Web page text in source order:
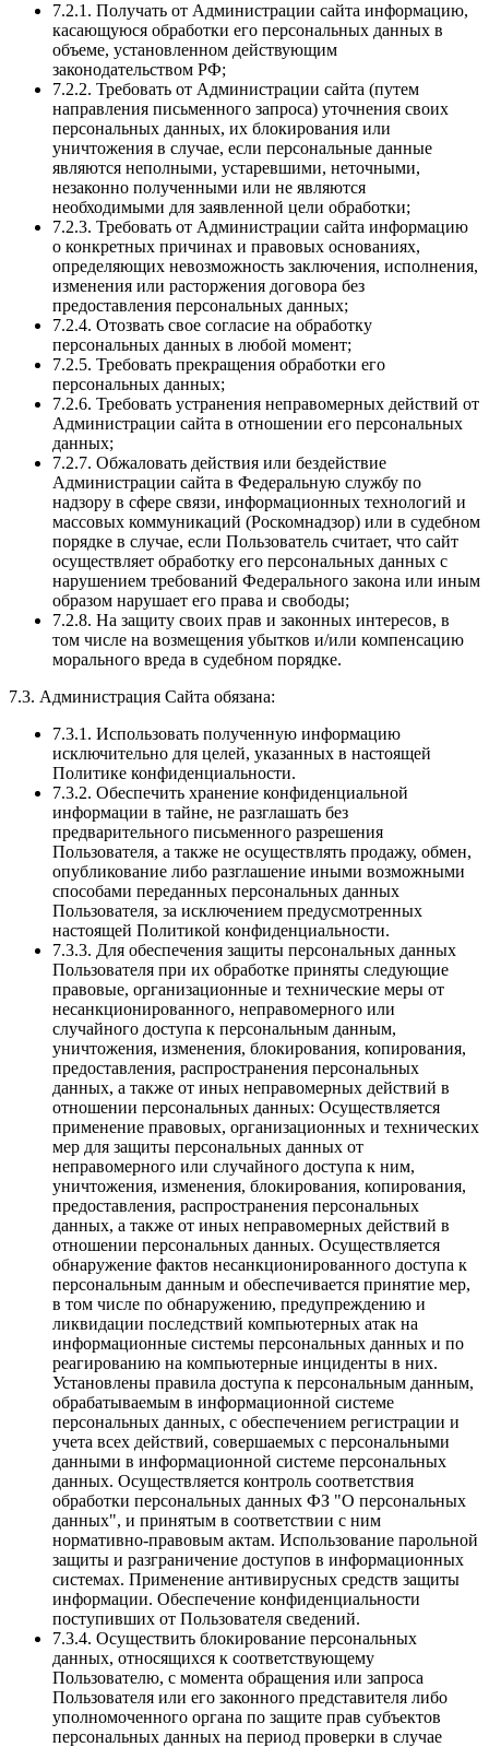
7.2.1. Получать от Администрации сайта информацию,
касающуюся обработки его персональных данных в
объеме, установленном действующим
законодательством РФ;
7.2.2. Требовать от Администрации сайта (путем
направления письменного запроса) уточнения своих
персональных данных, их блокирования или
уничтожения в случае, если персональные данные
являются неполными, устаревшими, неточными,
незаконно полученными или не являются
необходимыми для заявленной цели обработки;
7.2.3. Требовать от Администрации сайта информацию
о конкретных причинах и правовых основаниях,
определяющих невозможность заключения, исполнения,
изменения или расторжения договора без
предоставления персональных данных;
7.2.4. Отозвать свое согласие на обработку
персональных данных в любой момент;
7.2.5. Требовать прекращения обработки его
персональных данных;
7.2.6. Требовать устранения неправомерных действий от
Администрации сайта в отношении его персональных
данных;
7.2.7. Обжаловать действия или бездействие
Администрации сайта в Федеральную службу по
надзору в сфере связи, информационных технологий и
массовых коммуникаций (Роскомнадзор) или в судебном
порядке в случае, если Пользователь считает, что сайт
осуществляет обработку его персональных данных с
нарушением требований Федерального закона или иным
образом нарушает его права и свободы;
7.2.8. На защиту своих прав и законных интересов, в
том числе на возмещения убытков и/или компенсацию
морального вреда в судебном порядке.
7.3. Администрация Сайта обязана:
7.3.1. Использовать полученную информацию
исключительно для целей, указанных в настоящей
Политике конфиденциальности.
7.3.2. Обеспечить хранение конфиденциальной
информации в тайне, не разглашать без
предварительного письменного разрешения
Пользователя, а также не осуществлять продажу, обмен,
опубликование либо разглашение иными возможными
способами переданных персональных данных
Пользователя, за исключением предусмотренных
настоящей Политикой конфиденциальности.
7.3.3. Для обеспечения защиты персональных данных
Пользователя при их обработке приняты следующие
правовые, организационные и технические меры от
несанкционированного, неправомерного или
случайного доступа к персональным данным,
уничтожения, изменения, блокирования, копирования,
предоставления, распространения персональных
данных, а также от иных неправомерных действий в
отношении персональных данных: Осуществляется
применение правовых, организационных и технических
мер для защиты персональных данных от
неправомерного или случайного доступа к ним,
уничтожения, изменения, блокирования, копирования,
предоставления, распространения персональных
данных, а также от иных неправомерных действий в
отношении персональных данных. Осуществляется
обнаружение фактов несанкционированного доступа к
персональным данным и обеспечивается принятие мер,
в том числе по обнаружению, предупреждению и
ликвидации последствий компьютерных атак на
информационные системы персональных данных и по
реагированию на компьютерные инциденты в них.
Установлены правила доступа к персональным данным,
обрабатываемым в информационной системе
персональных данных, с обеспечением регистрации и
учета всех действий, совершаемых с персональными
данными в информационной системе персональных
данных. Осуществляется контроль соответствия
обработки персональных данных ФЗ "О персональных
данных", и принятым в соответствии с ним
нормативно-правовым актам. Использование парольной
защиты и разграничение доступов в информационных
системах. Применение антивирусных средств защиты
информации. Обеспечение конфиденциальности
поступивших от Пользователя сведений.
7.3.4. Осуществить блокирование персональных
данных, относящихся к соответствующему
Пользователю, с момента обращения или запроса
Пользователя или его законного представителя либо
уполномоченного органа по защите прав субъектов
персональных данных на период проверки в случае